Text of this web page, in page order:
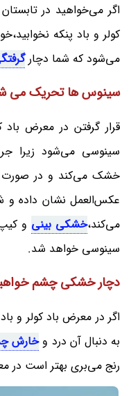
اگر می‌خواهید در
کولر و باد پنکه
می‌شود که شما دچار
سینوس ها تحریک می
قرار گرفتن در معرض
سینوسی می‌شود زیرا
خشک می‌کند و در صورت
عکس‌العمل نشان داده و
می‌کند،خشکی بینی و
سینوسی خواهد شد.
دچار خشکی چشم
اگر در معرض باد کولر و
به دنبال آن درد وخارش
رنج می‌بری بهتر است در